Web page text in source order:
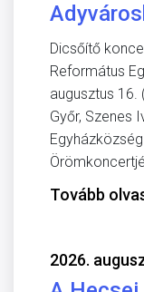
Dicsőítő
Református
augusztus 16.
Győr, Szenes
Tovább
2026.